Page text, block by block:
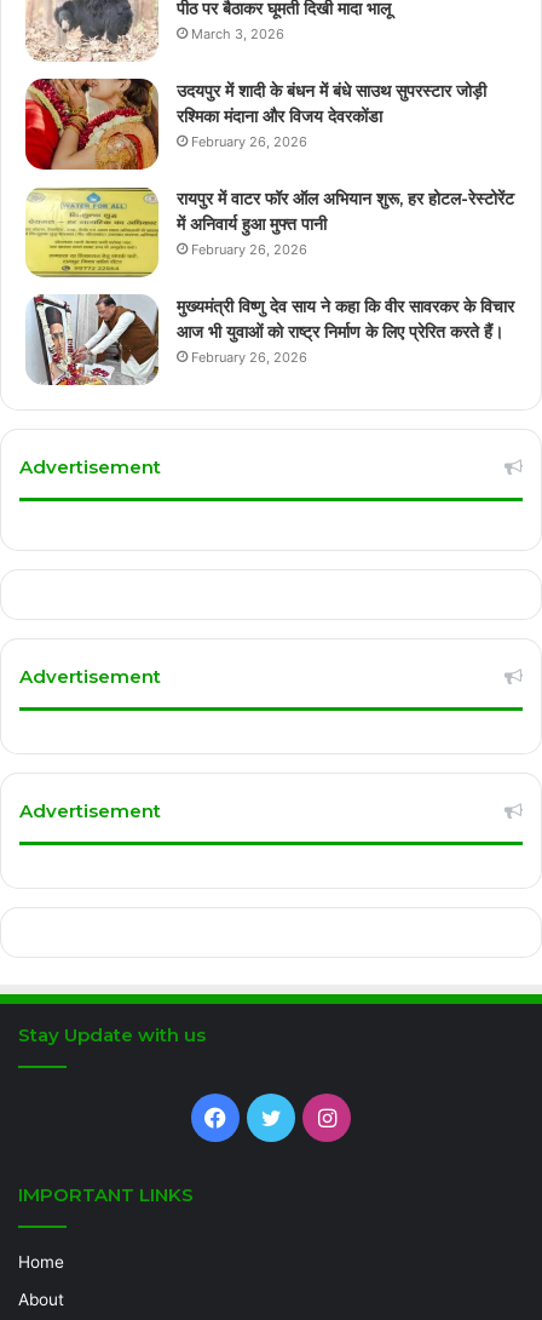
पीठ पर बैठाकर घूमती दिखी मादा भालू
March 3, 2026
उदयपुर में शादी के बंधन में बंधे साउथ सुपरस्टार जोड़ी
रश्मिका मंदाना और विजय देवरकोंडा
February 26, 2026
रायपुर में वाटर फॉर ऑल अभियान शुरू, हर होटल-रेस्टोरेंट
में अनिवार्य हुआ मुफ्त पानी
February 26, 2026
मुख्यमंत्री विष्णु देव साय ने कहा कि वीर सावरकर के विचार
आज भी युवाओं को राष्ट्र निर्माण के लिए प्रेरित करते हैं।
February 26, 2026
Advertisement
Advertisement
Advertisement
Stay Update with us
Facebook
TwitterInstagram
IMPORTANT LINKS
Home
About